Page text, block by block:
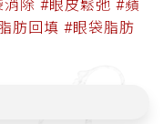
消除 #眼皮鬆弛 #蘋
肪回填 #眼袋脂肪